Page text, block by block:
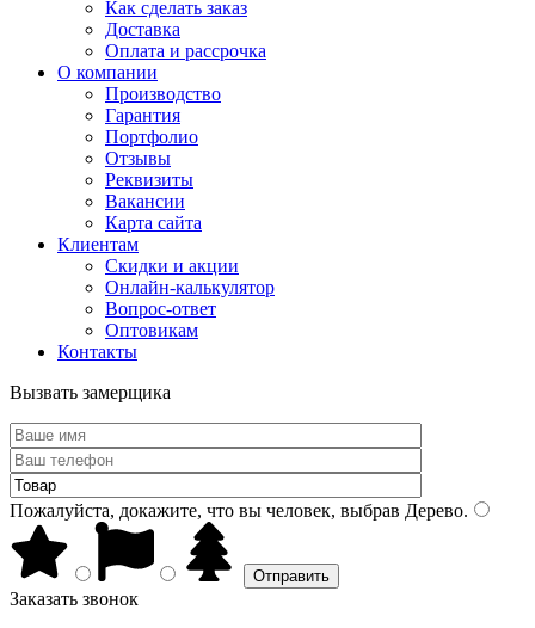
Как сделать заказ
Доставка
Оплата и рассрочка
О компании
Производство
Гарантия
Портфолио
Отзывы
Реквизиты
Вакансии
Карта сайта
Клиентам
Скидки и акции
Онлайн-калькулятор
Вопрос-ответ
Оптовикам
Контакты
Вызвать замерщика
Пожалуйста, докажите, что вы человек, выбрав Дерево.
Заказать звонок